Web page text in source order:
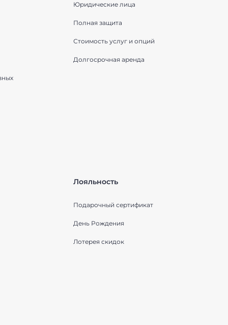
Юридические лица
Полная защита
Стоимость услуг и опций
Долгосрочная аренда
Лояльность
Подарочный сертификат
День Рождения
Лотерея скидок